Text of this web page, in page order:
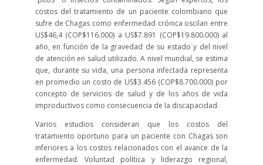
costos del tratamiento de un paciente colombiano que
sufre de Chagas como enfermedad crónica oscilan entre
US$46,4 (COP$116.000) a US$7.891 (COP$19.800.000) al
año, en función de la gravedad de su estado y del nivel
de atención en salud utilizado. A nivel mundial, se estima
que, durante su vida, una persona infectada representa
en promedio un costo de US$3.456 (COP$8.700.000) por
concepto de servicios de salud y de los años de vida
improductivos como consecuencia de la discapacidad.
Varios estudios consideran que los costos del
tratamiento oportuno para un paciente con Chagas son
inferiores a los costos relacionados con el avance de la
enfermedad. Voluntad política y liderazgo regional,